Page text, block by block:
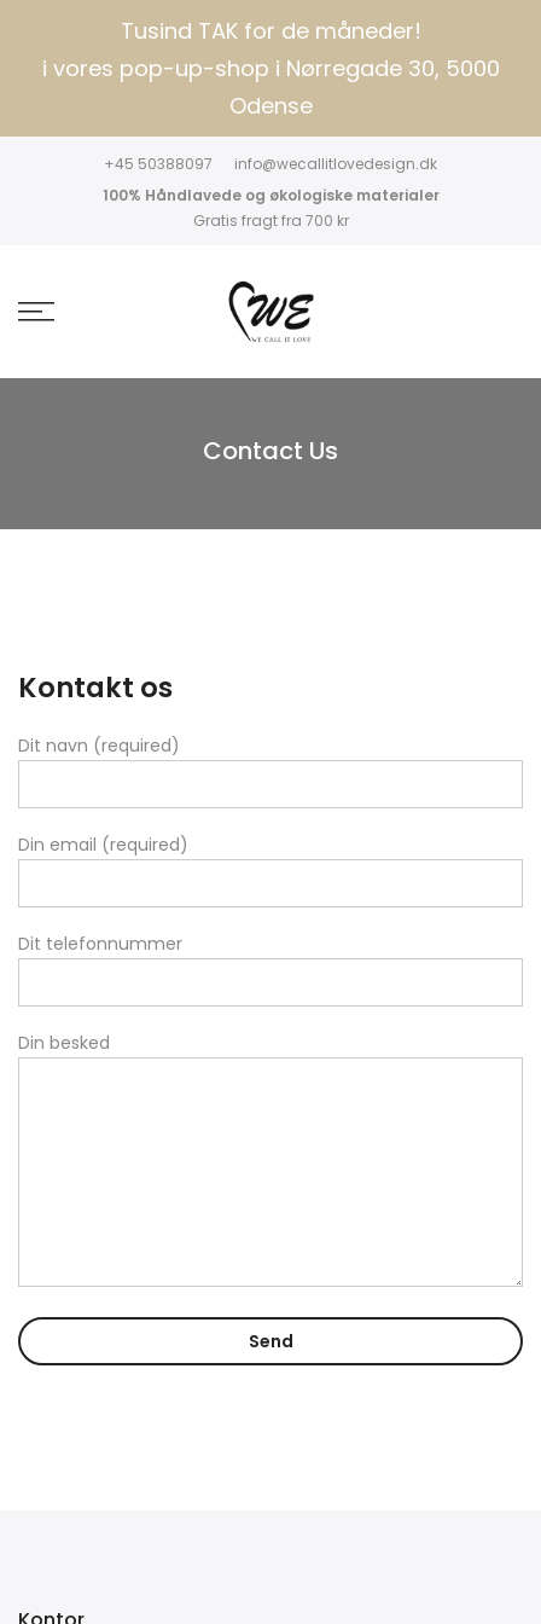
Tusind TAK for de måneder!
i vores pop-up-shop i Nørregade 30, 5000
Odense
+45 50388097
info@wecallitlovedesign.dk
100% Håndlavede og økologiske materialer
Gratis fragt fra 700 kr
Contact Us
Kontakt os
Dit navn (required)
Din email (required)
Dit telefonnummer
Din besked